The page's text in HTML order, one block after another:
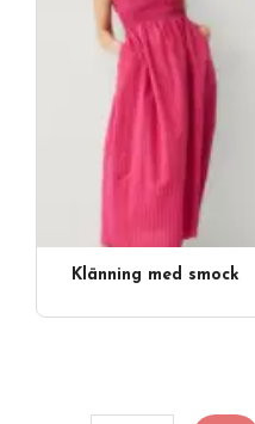
Klänning med smock